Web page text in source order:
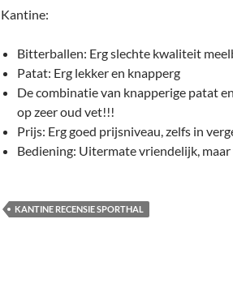
Kantine:
Bitterballen: Erg slechte kwaliteit
Patat: Erg lekker en knapperg
De combinatie van knapperige patat
op zeer oud vet!!!
Prijs: Erg goed prijsniveau, zelfs in
Bediening: Uitermate vriendelijk, maar
KANTINE RECENSIE SPORTHAL